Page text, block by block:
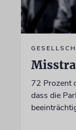
72 Prozent
dass die